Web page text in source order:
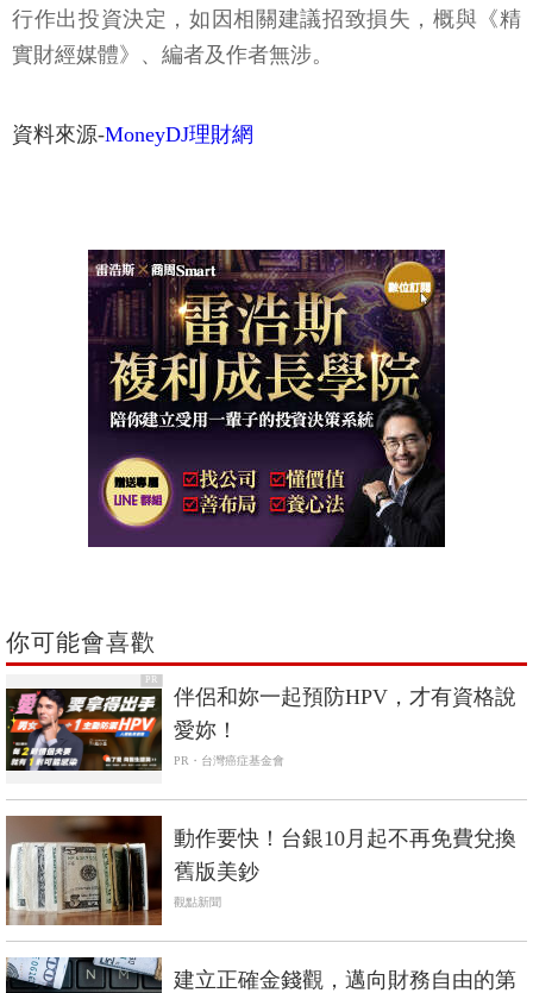
行作出投資決定，如因相關建議招致損失，概與《精
實財經媒體》、編者及作者無涉。
資料來源-MoneyDJ理財網
你可能會喜歡
PR
伴侶和妳一起預防HPV，才有資格說
愛妳！
PR・台灣癌症基金會
動作要快！台銀10月起不再免費兌換
舊版美鈔
觀點新聞
建立正確金錢觀，邁向財務自由的第